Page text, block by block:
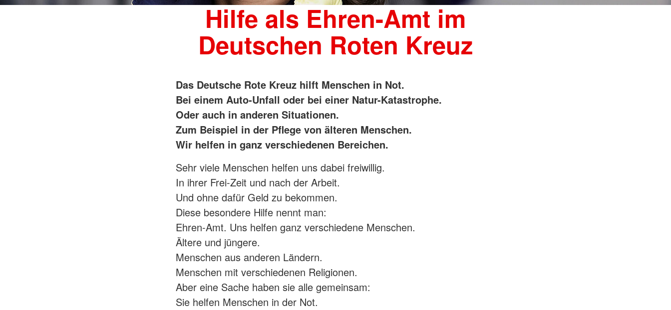
Hilfe als Ehren-Amt im
Deutschen Roten Kreuz
Das Deutsche Rote Kreuz hilft Menschen in Not.
Bei einem Auto-Unfall oder bei einer Natur-Katastrophe.
Oder auch in anderen Situationen.
Zum Beispiel in der Pflege von älteren Menschen.
Wir helfen in ganz verschiedenen Bereichen.
Sehr viele Menschen helfen uns dabei freiwillig.
In ihrer Frei-Zeit und nach der Arbeit.
Und ohne dafür Geld zu bekommen.
Diese besondere Hilfe nennt man:
Ehren-Amt. Uns helfen ganz verschiedene Menschen.
Ältere und jüngere.
Menschen aus anderen Ländern.
Menschen mit verschiedenen Religionen.
Aber eine Sache haben sie alle gemeinsam:
Sie helfen Menschen in der Not.